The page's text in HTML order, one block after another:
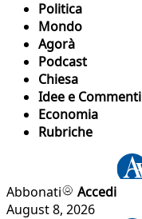
Politica
Mondo
Agorà
Podcast
Chiesa
Idee e Commenti
Economia
Rubriche
Abbonati
Accedi
August 8, 2026